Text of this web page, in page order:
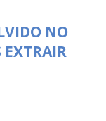
NO
EXTRAIR